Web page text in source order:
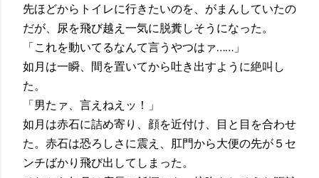
先ほどからトイレに行きたいのを、がまんしていたの
だが、尿を飛び越え一気に脱糞しそうになった。
「これを動いてるなんて言うやつはァ……」
如月は一瞬、間を置いてから吐き出すように絶叫し
た。
「男たァ、言えねえッ！」
如月は赤石に詰め寄り、顔を近付け、目と目を合わせ
た。赤石は恐ろしさに震え、肛門から大便の先が５セ
ンチばかり飛び出してしまった。